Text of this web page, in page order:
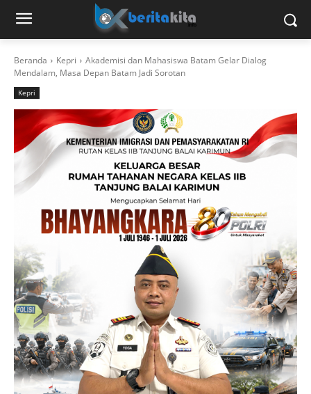
Beranda Kepri
Akademisi dan Mahasiswa Batam Gelar Dialog
Mendalam, Masa Depan Batam Jadi Sorotan
Kepri